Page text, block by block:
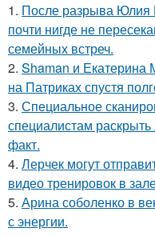
1. После разрыва Юлия
почти нигде не
семейных встреч.
2. Shaman и Екатерина
на Патриках спустя
3. Специальное
специалистам
факт.
4. Лерчек могут
видео тренировок в
5. Арина соболенко в
с энергии.